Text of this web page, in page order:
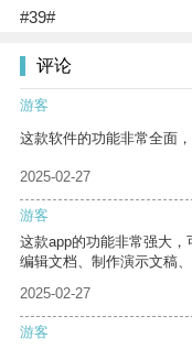
#39#
评论
游客
这款软件的功能非常全面
2025-02-27
游客
这款app的功能非常强大
编辑文档、制作演示文稿
2025-02-27
游客